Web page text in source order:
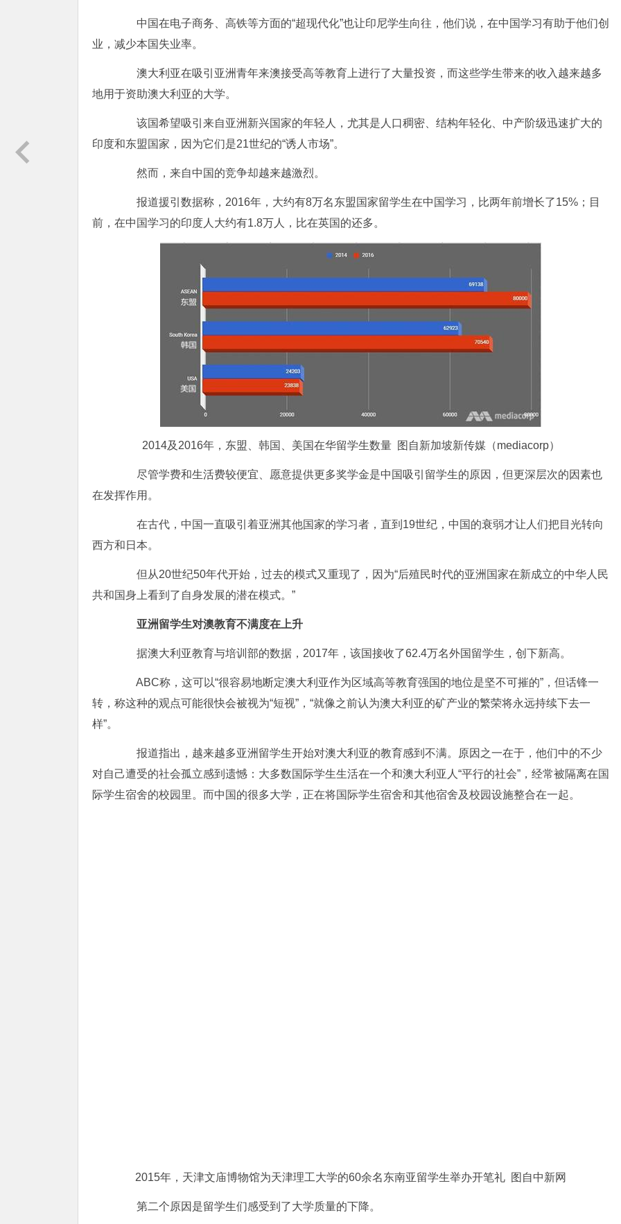
中国在电子商务、高铁等方面的“超现代化”也让印尼学生向往，他们说，在中国学习有助于他们创
业，减少本国失业率。
澳大利亚在吸引亚洲青年来澳接受高等教育上进行了大量投资，而这些学生带来的收入越来越多
地用于资助澳大利亚的大学。
该国希望吸引来自亚洲新兴国家的年轻人，尤其是人口稠密、结构年轻化、中产阶级迅速扩大的
印度和东盟国家，因为它们是21世纪的“诱人市场”。
然而，来自中国的竞争却越来越激烈。
报道援引数据称，2016年，大约有8万名东盟国家留学生在中国学习，比两年前增长了15%；目
前，在中国学习的印度人大约有1.8万人，比在英国的还多。
2014及2016年，东盟、韩国、美国在华留学生数量 图自新加坡新传媒（mediacorp）
尽管学费和生活费较便宜、愿意提供更多奖学金是中国吸引留学生的原因，但更深层次的因素也
在发挥作用。
在古代，中国一直吸引着亚洲其他国家的学习者，直到19世纪，中国的衰弱才让人们把目光转向
西方和日本。
但从20世纪50年代开始，过去的模式又重现了，因为“后殖民时代的亚洲国家在新成立的中华人民
共和国身上看到了自身发展的潜在模式。”
亚洲留学生对澳教育不满度在上升
据澳大利亚教育与培训部的数据，2017年，该国接收了62.4万名外国留学生，创下新高。
ABC称，这可以“很容易地断定澳大利亚作为区域高等教育强国的地位是坚不可摧的”，但话锋一
转，称这种的观点可能很快会被视为“短视”，“就像之前认为澳大利亚的矿产业的繁荣将永远持续下去一
样”。
报道指出，越来越多亚洲留学生开始对澳大利亚的教育感到不满。原因之一在于，他们中的不少
对自己遭受的社会孤立感到遗憾：大多数国际学生生活在一个和澳大利亚人“平行的社会”，经常被隔离在国
际学生宿舍的校园里。而中国的很多大学，正在将国际学生宿舍和其他宿舍及校园设施整合在一起。
2015年，天津文庙博物馆为天津理工大学的60余名东南亚留学生举办开笔礼 图自中新网
第二个原因是留学生们感受到了大学质量的下降。